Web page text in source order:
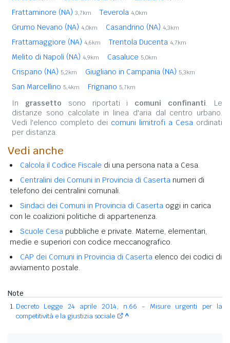
Frattaminore (NA) 3,7km Teverola 4,0km
Grumo Nevano (NA) 4,0km Casandrino (NA) 4,3km
Frattamaggiore (NA) 4,6km Trentola Ducenta 4,7km
Melito di Napoli (NA) 4,9km Casaluce 5,0km
Crispano (NA) 5,2km Giugliano in Campania (NA) 5,3km
San Marcellino 5,4km Frignano 5,7km
In grassetto sono riportati i comuni confinanti. Le
distanze sono calcolate in linea d'aria dal centro urbano.
Vedi l'elenco completo dei comuni limitrofi a Cesa ordinati
per distanza.
Vedi anche
Calcola il Codice Fiscale di una persona nata a Cesa.
Centralini dei Comuni in Provincia di Caserta numeri di
telefono dei centralini comunali.
Sindaci dei Comuni in Provincia di Caserta oggi in carica
con le coalizioni politiche di appartenenza.
Scuole Cesa pubbliche e private. Materne, elementari,
medie e superiori con codice meccanografico.
CAP dei Comuni in Provincia di Caserta elenco dei codici di
avviamento postale.
Note
Decreto Legge 24 aprile 2014, n.66 - Misure urgenti per la
competitività e la giustizia sociale
^